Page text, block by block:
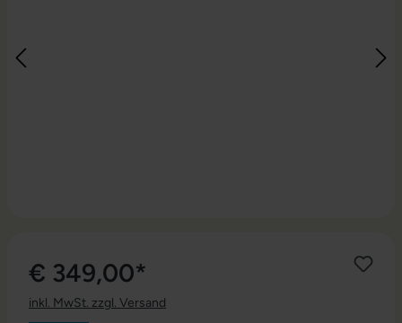
€ 349,00*
inkl. MwSt. zzgl. Versand